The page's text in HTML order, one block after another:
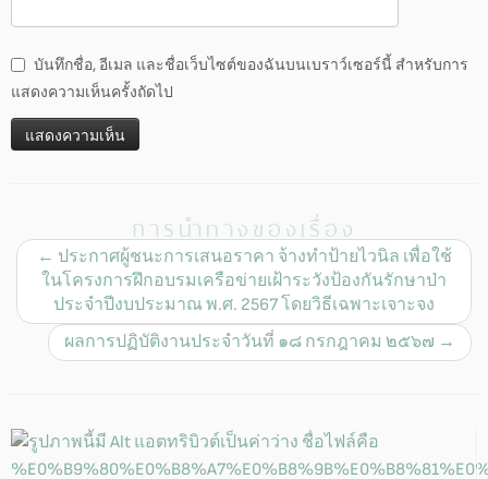
บันทึกชื่อ, อีเมล และชื่อเว็บไซต์ของฉันบนเบราว์เซอร์นี้ สำหรับการ
แสดงความเห็นครั้งถัดไป
การนำทางของเรื่อง
← ประกาศผู้ชนะการเสนอราคา จ้างทำป้ายไวนิล เพื่อใช้
ในโครงการฝึกอบรมเครือข่ายเฝ้าระวังป้องกันรักษาป่า
ประจำปีงบประมาณ พ.ศ. 2567 โดยวิธีเฉพาะเจาะจง
ผลการปฏิบัติงานประจำวันที่ ๑๘ กรกฎาคม ๒๕๖๗ →